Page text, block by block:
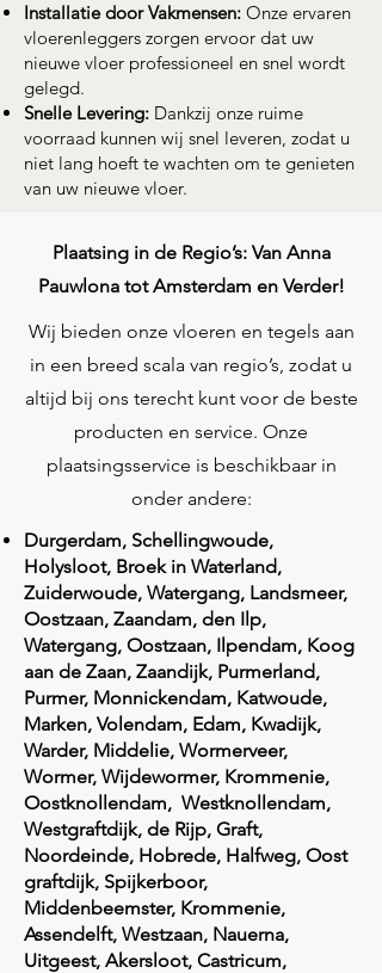
Installatie door Vakmensen: Onze ervaren
vloerenleggers zorgen ervoor dat uw
nieuwe vloer professioneel en snel wordt
gelegd.
Snelle Levering: Dankzij onze ruime
voorraad kunnen wij snel leveren, zodat u
niet lang hoeft te wachten om te genieten
van uw nieuwe vloer.
Plaatsing in de Regio’s: Van Anna
Pauwlona tot Amsterdam en Verder!
Wij bieden onze vloeren en tegels aan
in een breed scala van regio’s, zodat u
altijd bij ons terecht kunt voor de beste
producten en service. Onze
plaatsingsservice is beschikbaar in
onder andere:
Durgerdam, Schellingwoude,
Holysloot, Broek in Waterland,
Zuiderwoude, Watergang, Landsmeer,
Oostzaan, Zaandam, den Ilp,
Watergang, Oostzaan, Ilpendam, Koog
aan de Zaan, Zaandijk, Purmerland,
Purmer, Monnickendam, Katwoude,
Marken, Volendam, Edam, Kwadijk,
Warder, Middelie, Wormerveer,
Wormer, Wijdewormer, Krommenie,
Oostknollendam, Westknollendam,
Westgraftdijk, de Rijp, Graft,
Noordeinde, Hobrede, Halfweg, Oost
graftdijk, Spijkerboor,
Middenbeemster, Krommenie,
Assendelft, Westzaan, Nauerna,
Uitgeest, Akersloot, Castricum,